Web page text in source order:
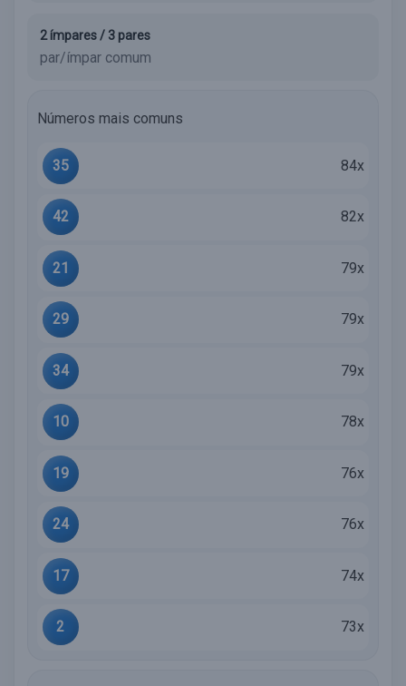
2 ímpares / 3 pares
par/ímpar comum
Números mais comuns
35 84x
42 82x
21 79x
29 79x
34 79x
10 78x
19 76x
24 76x
17 74x
2 73x